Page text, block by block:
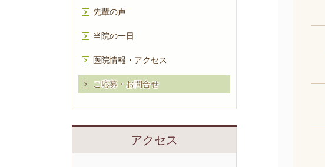
先輩の声
当院の一日
医院情報・アクセス
ご応募・お問合せ
アクセス